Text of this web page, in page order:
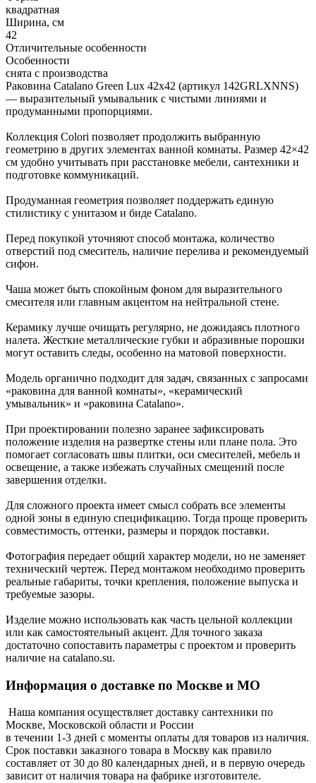
квадратная
Ширина, см
42
Отличительные особенности
Особенности
снята с производства
Раковина Catalano Green Lux 42x42 (артикул 142GRLXNNS)
— выразительный умывальник с чистыми линиями и
продуманными пропорциями.
Коллекция Colori позволяет продолжить выбранную
геометрию в других элементах ванной комнаты. Размер 42×42
см удобно учитывать при расстановке мебели, сантехники и
подготовке коммуникаций.
Продуманная геометрия позволяет поддержать единую
стилистику с унитазом и биде Catalano.
Перед покупкой уточняют способ монтажа, количество
отверстий под смеситель, наличие перелива и рекомендуемый
сифон.
Чаша может быть спокойным фоном для выразительного
смесителя или главным акцентом на нейтральной стене.
Керамику лучше очищать регулярно, не дожидаясь плотного
налета. Жесткие металлические губки и абразивные порошки
могут оставить следы, особенно на матовой поверхности.
Модель органично подходит для задач, связанных с запросами
«раковина для ванной комнаты», «керамический
умывальник» и «раковина Catalano».
При проектировании полезно заранее зафиксировать
положение изделия на развертке стены или плане пола. Это
помогает согласовать швы плитки, оси смесителей, мебель и
освещение, а также избежать случайных смещений после
завершения отделки.
Для сложного проекта имеет смысл собрать все элементы
одной зоны в единую спецификацию. Тогда проще проверить
совместимость, оттенки, размеры и порядок поставки.
Фотография передает общий характер модели, но не заменяет
технический чертеж. Перед монтажом необходимо проверить
реальные габариты, точки крепления, положение выпуска и
требуемые зазоры.
Изделие можно использовать как часть цельной коллекции
или как самостоятельный акцент. Для точного заказа
достаточно сопоставить параметры с проектом и проверить
наличие на catalano.su.
Информация о доставке по Москве и МО
Наша компания осуществляет доставку сантехники по
Москве, Московской области и России
в течении 1-3 дней с моменты оплаты для товаров из наличия.
Срок поставки заказного товара в Москву как правило
составляет от 30 до 80 календарных дней, и в первую очередь
зависит от наличия товара на фабрике изготовителе.